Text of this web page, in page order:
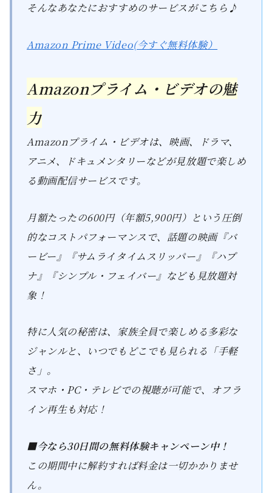
そんなあなたにおすすめのサービスがこちら♪
Amazon Prime Video(今すぐ無料体験）
Amazonプライム・ビデオの魅
力
Amazonプライム・ビデオは、映画、ドラマ、
アニメ、ドキュメンタリーなどが見放題で楽しめ
る動画配信サービスです。
月額たったの600円（年額5,900円）という圧倒
的なコストパフォーマンスで、話題の映画『バ
ービー』『サムライタイムスリッパー』『ハプ
ナ』『シンプル・フェイバー』なども見放題対
象！
特に人気の秘密は、家族全員で楽しめる多彩な
ジャンルと、いつでもどこでも見られる「手軽
さ」。
スマホ・PC・テレビでの視聴が可能で、オフラ
イン再生も対応！
■今なら30日間の無料体験キャンペーン中！
この期間中に解約すれば料金は一切かかりませ
ん。